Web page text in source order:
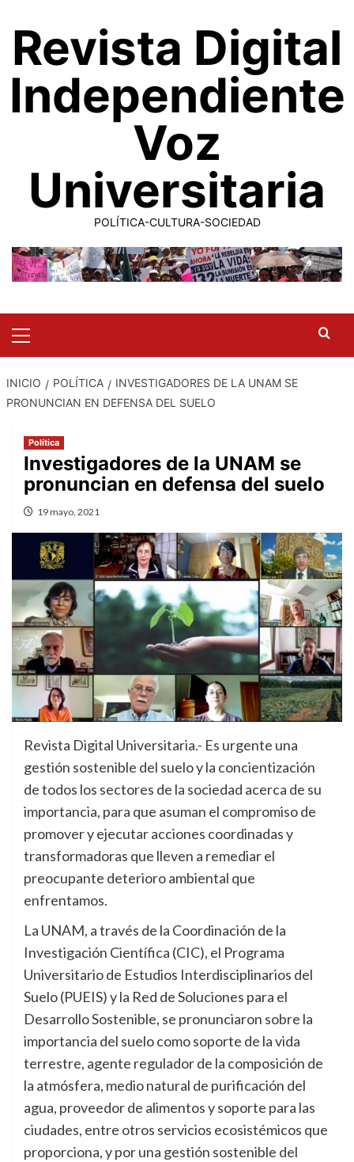
contenido
Revista Digital
Independiente
Voz
Universitaria
POLÍTICA-CULTURA-SOCIEDAD
Menu
INICIO POLÍTICA
INVESTIGADORES DE LA UNAM SE
PRONUNCIAN EN DEFENSA DEL SUELO
Política
Investigadores de la UNAM se
pronuncian en defensa del suelo
19 mayo, 2021
Revista Digital Universitaria.- Es urgente una
gestión sostenible del suelo y la concientización
de todos los sectores de la sociedad acerca de su
importancia, para que asuman el compromiso de
promover y ejecutar acciones coordinadas y
transformadoras que lleven a remediar el
preocupante deterioro ambiental que
enfrentamos.
La UNAM, a través de la Coordinación de la
Investigación Científica (CIC), el Programa
Universitario de Estudios Interdisciplinarios del
Suelo (PUEIS) y la Red de Soluciones para el
Desarrollo Sostenible, se pronunciaron sobre la
importancia del suelo como soporte de la vida
terrestre, agente regulador de la composición de
la atmósfera, medio natural de purificación del
agua, proveedor de alimentos y soporte para las
ciudades, entre otros servicios ecosistémicos que
proporciona, y por una gestión sostenible del